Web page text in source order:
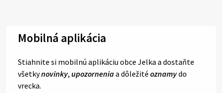
Mobilná aplikácia
Stiahnite si mobilnú aplikáciu obce Jelka a dostaňte
všetkynovinky, upozorneniaa dôležité oznamydo
vrecka.